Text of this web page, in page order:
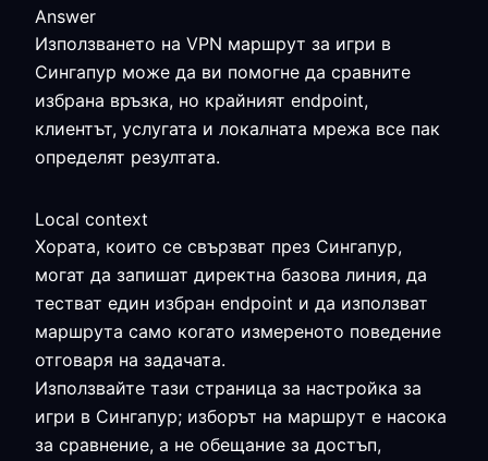
Answer
Използването на VPN маршрут за игри в
Сингапур може да ви помогне да сравните
избрана връзка, но крайният endpoint,
клиентът, услугата и локалната мрежа все пак
определят резултата.
Local context
Хората, които се свързват през Сингапур,
могат да запишат директна базова линия, да
тестват един избран endpoint и да използват
маршрута само когато измереното поведение
отговаря на задачата.
Използвайте тази страница за настройка за
игри в Сингапур; изборът на маршрут е насока
за сравнение, а не обещание за достъп,